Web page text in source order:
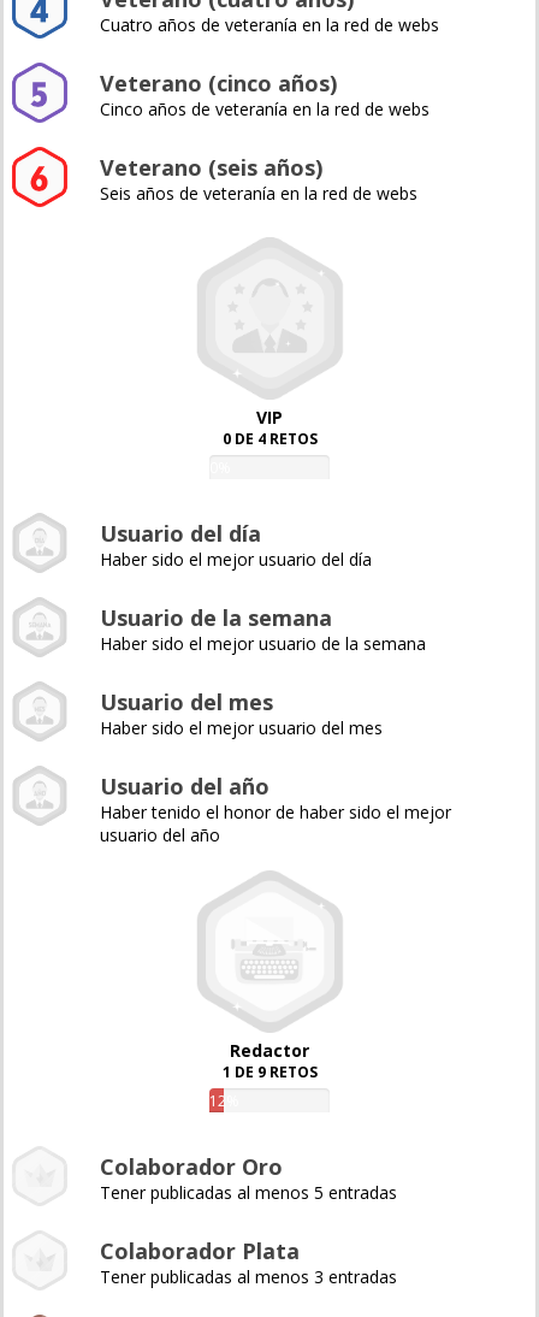
Cuatro años de veteranía en la red de webs
Veterano (cinco años)
Cinco años de veteranía en la red de webs
Veterano (seis años)
Seis años de veteranía en la red de webs
VIP
0 DE 4 RETOS
Usuario del día
Haber sido el mejor usuario del día
Usuario de la semana
Haber sido el mejor usuario de la semana
Usuario del mes
Haber sido el mejor usuario del mes
Usuario del año
Haber tenido el honor de haber sido el mejor
usuario del año
Redactor
1 DE 9 RETOS
12%
Colaborador Oro
Tener publicadas al menos 5 entradas
Colaborador Plata
Tener publicadas al menos 3 entradas